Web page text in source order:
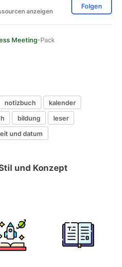
anzeigen
Folgen
Meeting-Pack
notizbuch
kalender
bildung
leser
und datum
und Konzept